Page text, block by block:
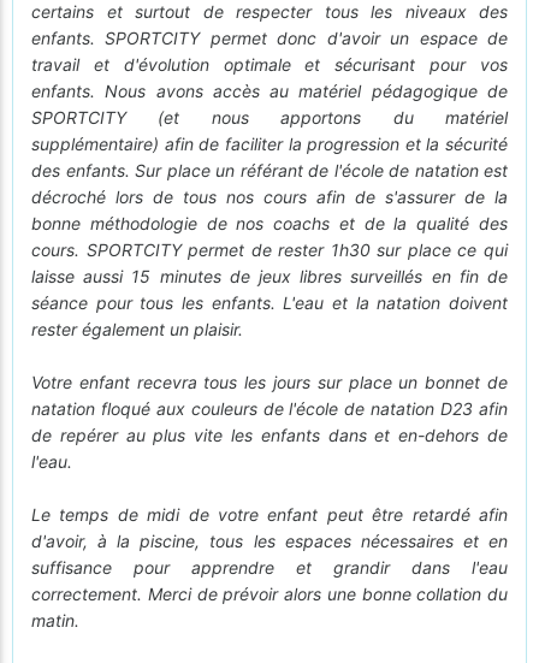
certains et surtout de respecter tous les niveaux des
enfants. SPORTCITY permet donc d'avoir un espace de
travail et d'évolution optimale et sécurisant pour vos
enfants. Nous avons accès au matériel pédagogique de
SPORTCITY (et nous apportons du matériel
supplémentaire) afin de faciliter la progression et la sécurité
des enfants. Sur place un référant de l'école de natation est
décroché lors de tous nos cours afin de s'assurer de la
bonne méthodologie de nos coachs et de la qualité des
cours. SPORTCITY permet de rester 1h30 sur place ce qui
laisse aussi 15 minutes de jeux libres surveillés en fin de
séance pour tous les enfants. L'eau et la natation doivent
rester également un plaisir.
Votre enfant recevra tous les jours sur place un bonnet de
natation floqué aux couleurs de l'école de natation D23 afin
de repérer au plus vite les enfants dans et en-dehors de
l'eau.
Le temps de midi de votre enfant peut être retardé afin
d'avoir, à la piscine, tous les espaces nécessaires et en
suffisance pour apprendre et grandir dans l'eau
correctement. Merci de prévoir alors une bonne collation du
matin.